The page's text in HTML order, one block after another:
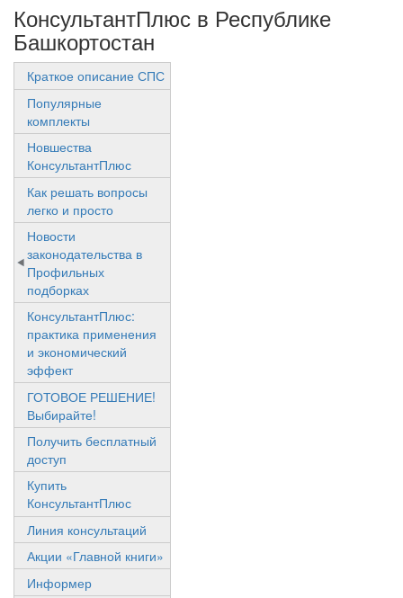
КонсультантПлюс в Республике
Башкортостан
Краткое описание СПС
Популярные
комплекты
Новшества
КонсультантПлюс
Как решать вопросы
легко и просто
Новости
законодательства в
Профильных
подборках
КонсультантПлюс:
практика применения
и экономический
эффект
ГОТОВОЕ РЕШЕНИЕ!
Выбирайте!
Получить бесплатный
доступ
Купить
КонсультантПлюс
Линия консультаций
Акции «Главной книги»
Информер